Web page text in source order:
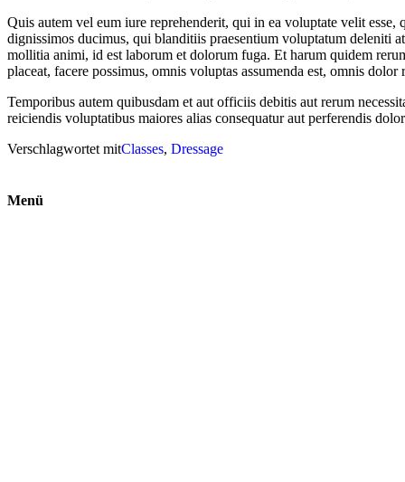
Quis autem vel eum iure reprehenderit, qui in ea voluptate velit
dignissimos ducimus, qui blanditiis praesentium voluptatum deleniti
mollitia animi, id est laborum et dolorum fuga. Et harum quidem
placeat, facere possimus, omnis voluptas assumenda est, omnis dolor
Temporibus autem quibusdam et aut officiis debitis aut rerum
reiciendis voluptatibus maiores alias consequatur aut perferendis
Verschlagwortet mitClasses, Dressage
Menü